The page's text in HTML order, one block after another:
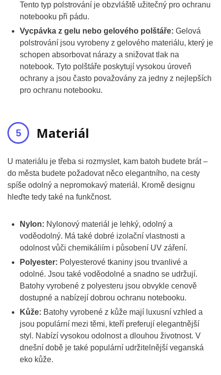
Tento typ polstrování je obzvláště užitečný pro ochranu
notebooku při pádu.
Vycpávka z gelu nebo gelového polštáře: Gelová
polstrování jsou vyrobeny z gelového materiálu, který je
schopen absorbovat nárazy a snižovat tlak na
notebook. Tyto polštáře poskytují vysokou úroveň
ochrany a jsou často považovány za jedny z nejlepších
pro ochranu notebooku.
Materiál
U materiálu je třeba si rozmyslet, kam batoh budete brát –
do města budete požadovat něco elegantního, na cesty
spíše odolný a nepromokavý materiál. Kromě designu
hleďte tedy také na funkčnost.
Nylon: Nylonový materiál je lehký, odolný a
voděodolný. Má také dobré izolační vlastnosti a
odolnost vůči chemikáliím i působení UV záření.
Polyester: Polyesterové tkaniny jsou trvanlivé a
odolné. Jsou také voděodolné a snadno se udržují.
Batohy vyrobené z polyesteru jsou obvykle cenově
dostupné a nabízejí dobrou ochranu notebooku.
Kůže: Batohy vyrobené z kůže mají luxusní vzhled a
jsou populární mezi těmi, kteří preferují elegantnější
styl. Nabízí vysokou odolnost a dlouhou životnost. V
dnešní době je také populární udržitelnější veganská
eko kůže.